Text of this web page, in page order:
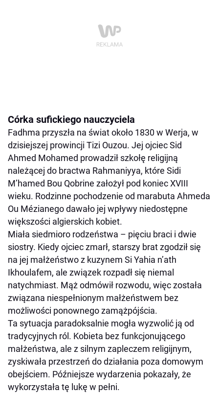
Córka sufickiego nauczyciela
Fadhma przyszła na świat około 1830 w Werja, w
dzisiejszej prowincji Tizi Ouzou. Jej ojciec Sid
Ahmed Mohamed prowadził szkołę religijną
należącej do bractwa Rahmaniyya, które Sidi
M’hamed Bou Qobrine założył pod koniec XVIII
wieku. Rodzinne pochodzenie od marabuta Ahmeda
Ou Mézianego dawało jej wpływy niedostępne
większości algierskich kobiet.
Miała siedmioro rodzeństwa – pięciu braci i dwie
siostry. Kiedy ojciec zmarł, starszy brat zgodził się
na jej małżeństwo z kuzynem Si Yahia n’ath
Ikhoulafem, ale związek rozpadł się niemal
natychmiast. Mąż odmówił rozwodu, więc została
związana niespełnionym małżeństwem bez
możliwości ponownego zamążpójścia.
Ta sytuacja paradoksalnie mogła wyzwolić ją od
tradycyjnych ról. Kobieta bez funkcjonującego
małżeństwa, ale z silnym zapleczem religijnym,
zyskiwała przestrzeń do działania poza domowym
obejściem. Późniejsze wydarzenia pokazały, że
wykorzystała tę lukę w pełni.